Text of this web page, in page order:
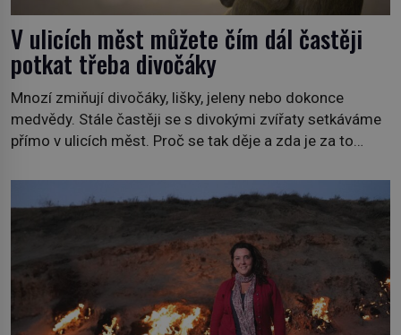
V ulicích měst můžete čím dál častěji
potkat třeba divočáky
Mnozí zmiňují divočáky, lišky, jeleny nebo dokonce
medvědy. Stále častěji se s divokými zvířaty setkáváme
přímo v ulicích měst. Proč se tak děje a zda je za to
jiných. My se raději podíváme do jiných zemí a
prozkoumáme, jaká další zvířata po celém světě se